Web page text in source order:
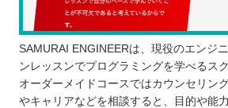
SAMURAI ENGINEERは、現役のエンジ
ンレッスンでプログラミングを学べるス
オーダーメイドコースではカウンセリン
やキャリアなどを相談すると、目的や能